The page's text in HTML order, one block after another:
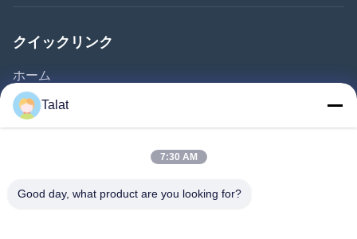
クイックリンク
ホーム
製品
企業情報
品質管理
Talat
7:30 AM
Good day, what product are you looking for?